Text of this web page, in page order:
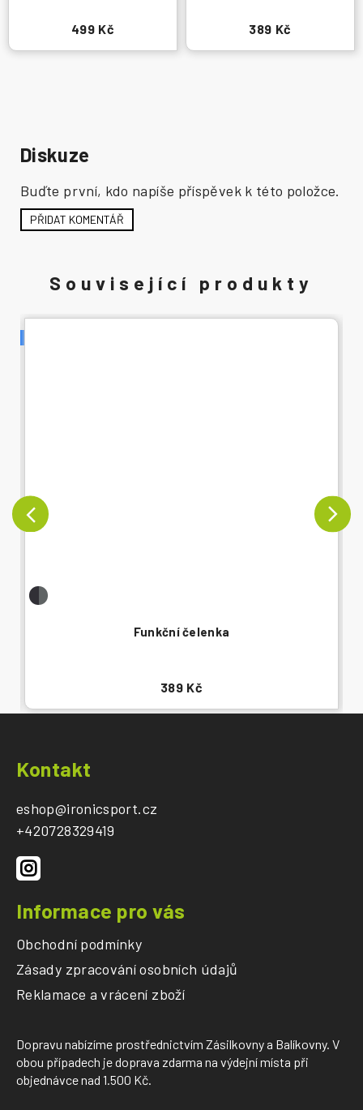
Funkční čelenka
389 Kč
499 Kč 389 Kč
Diskuze
Buďte první, kdo napíše příspěvek k této položce.
PŘIDAT KOMENTÁŘ
Kontakt
eshop@ironicsport.cz
+420728329419
Informace pro vás
Obchodní podmínky
Zásady zpracování osobních údajů
Reklamace a vrácení zboží
Dopravu nabízíme prostřednictvím Zásilkovny a Balíkovny. V
obou případech je doprava zdarma na výdejní místa při
objednávce nad 1.500 Kč.